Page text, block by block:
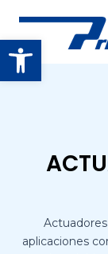
Open toolbar
aplicaciones